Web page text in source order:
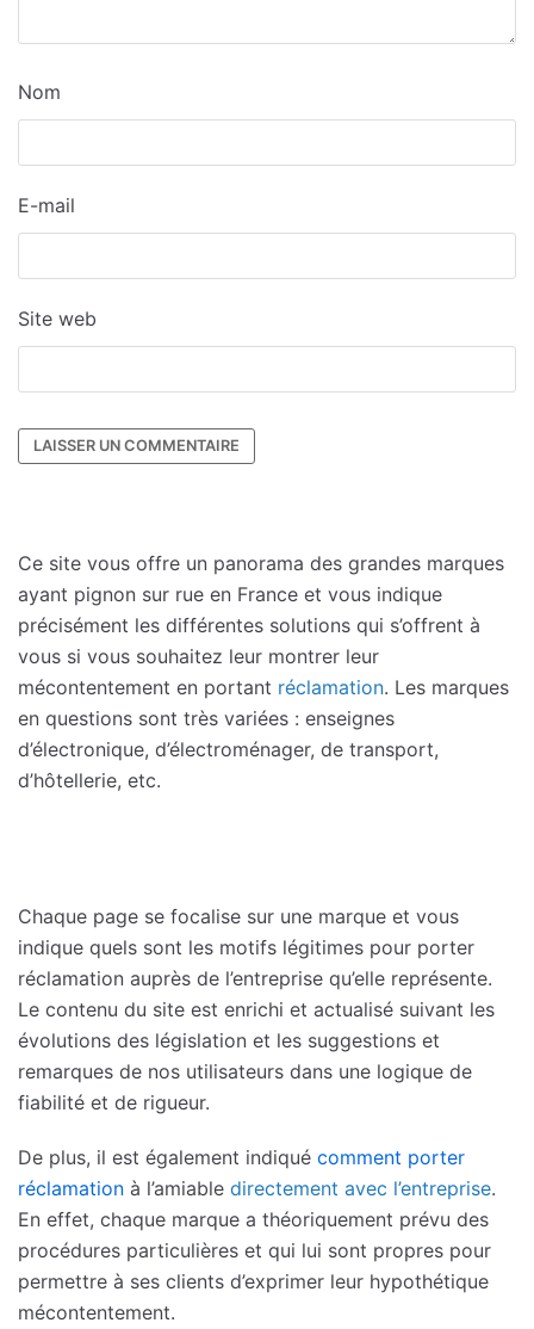
Nom
E-mail
Site web
Ce site vous offre un panorama des grandes marques
ayant pignon sur rue en France et vous indique
précisément les différentes solutions qui s’offrent à
vous si vous souhaitez leur montrer leur
mécontentement en portant réclamation. Les marques
en questions sont très variées : enseignes
d’électronique, d’électroménager, de transport,
d’hôtellerie, etc.
Chaque page se focalise sur une marque et vous
indique quels sont les motifs légitimes pour porter
réclamation auprès de l’entreprise qu’elle représente.
Le contenu du site est enrichi et actualisé suivant les
évolutions des législation et les suggestions et
remarques de nos utilisateurs dans une logique de
fiabilité et de rigueur.
De plus, il est également indiqué comment porter
réclamation à l’amiable directement avec l’entreprise.
En effet, chaque marque a théoriquement prévu des
procédures particulières et qui lui sont propres pour
permettre à ses clients d’exprimer leur hypothétique
mécontentement.